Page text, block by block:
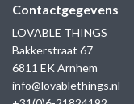
Contactgegevens
LOVABLE THINGS
Bakkerstraat 67
6811 EK Arnhem
info@lovablethings.nl